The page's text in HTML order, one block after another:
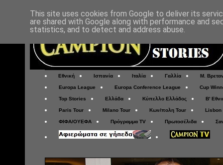
Εθνική Ισπανία Ιταλία Γαλλία Μ.
Europa League Europa Conference League Cup
Top Stories Ελλάδα Κύπελλο Ελλάδος Β'
Paris Tour Milano Tour Κων/πολη Tour Lisbon
ΦΙΦΑ/ΟΥΕΦΑ Πρόγραμμα TV Πρωτοσέλιδα
This site uses cookies from Google to deliver its
are shared with Google along with performance and
statistics, and to detect and address abuse.